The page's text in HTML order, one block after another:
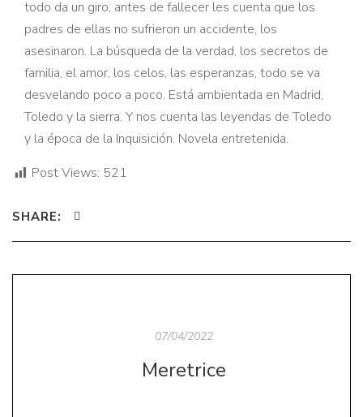
todo da un giro, antes de fallecer les cuenta que los
padres de ellas no sufrieron un accidente, los
asesinaron. La búsqueda de la verdad, los secretos de
familia, el amor, los celos, las esperanzas, todo se va
desvelando poco a poco. Está ambientada en Madrid,
Toledo y la sierra. Y nos cuenta las leyendas de Toledo
y la época de la Inquisición. Novela entretenida.
Post Views: 521
SHARE:
07/04/2022
Meretrice